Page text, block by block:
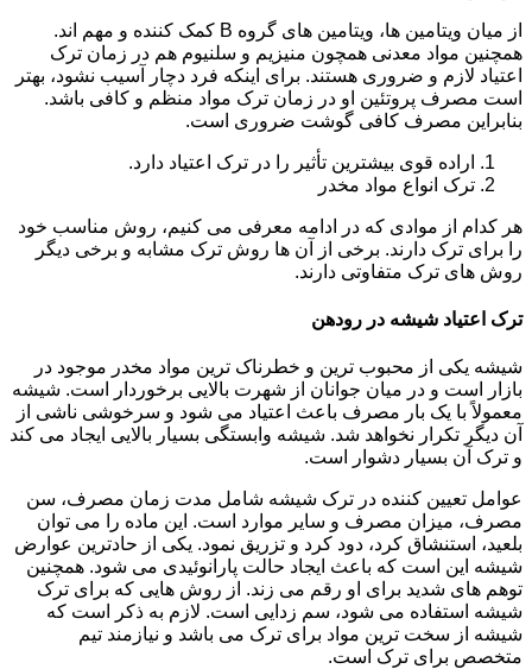
از میان ویتامین ها، ویتامین های گروه B کمک کننده و مهم اند.
همچنین مواد معدنی همچون منیزیم و سلنیوم هم در زمان ترک
اعتیاد لازم و ضروری هستند. برای اینکه فرد دچار آسیب نشود، بهتر
است مصرف پروتئین او در زمان ترک مواد منظم و کافی باشد.
بنابراین مصرف کافی گوشت ضروری است.
اراده قوی بیشترین تأثیر را در ترک اعتیاد دارد.
ترک انواع مواد مخدر
هر کدام از موادی که در ادامه معرفی می کنیم، روش مناسب خود
را برای ترک دارند. برخی از آن ها روش ترک مشابه و برخی دیگر
روش های ترک متفاوتی دارند.
ترک اعتیاد شیشه در رودهن
شیشه یکی از محبوب ترین و خطرناک ترین مواد مخدر موجود در
بازار است و در میان جوانان از شهرت بالایی برخوردار است. شیشه
معمولاً با یک بار مصرف باعث اعتیاد می شود و سرخوشی ناشی از
آن دیگر تکرار نخواهد شد. شیشه وابستگی بسیار بالایی ایجاد می کند
و ترک آن بسیار دشوار است.
عوامل تعیین کننده در ترک شیشه شامل مدت زمان مصرف، سن
مصرف، میزان مصرف و سایر موارد است. این ماده را می توان
بلعید، استنشاق کرد، دود کرد و تزریق نمود. یکی از حادترین عوارض
شیشه این است که باعث ایجاد حالت پارانوئیدی می شود. همچنین
توهم های شدید برای او رقم می زند. از روش هایی که برای ترک
شیشه استفاده می شود، سم زدایی است. لازم به ذکر است که
شیشه از سخت ترین مواد برای ترک می باشد و نیازمند تیم
متخصص برای ترک است.